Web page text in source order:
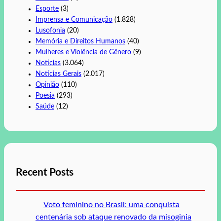
Esporte (3)
Imprensa e Comunicação (1.828)
Lusofonia (20)
Memória e Direitos Humanos (40)
Mulheres e Violência de Gênero (9)
Noticias (3.064)
Notícias Gerais (2.017)
Opinião (110)
Poesia (293)
Saúde (12)
Recent Posts
Voto feminino no Brasil: uma conquista
centenária sob ataque renovado da misoginia